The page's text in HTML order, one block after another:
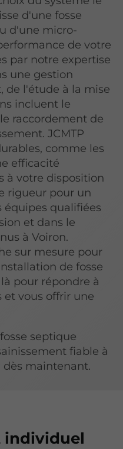
d'une fosse
d'une micro-
de votre
par notre expertise
une gestion
de l'étude à la mise
incluent le
raccordement de
JCMTP
comme les
efficacité
à votre disposition
rigueur pour un
équipes qualifiées
et dans le
à Voiron.
sur mesure pour
de fosse
pour répondre à
vous offrir une
septique
fiable à
dès maintenant.
individuel